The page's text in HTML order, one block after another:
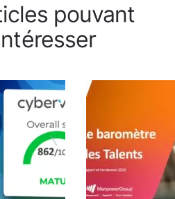
pouvant